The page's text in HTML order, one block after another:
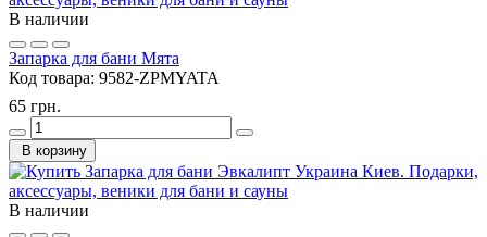
В наличии
Запарка для бани Мята
Код товара: 9582-ZPMYATA
65 грн.
В корзину
В наличии